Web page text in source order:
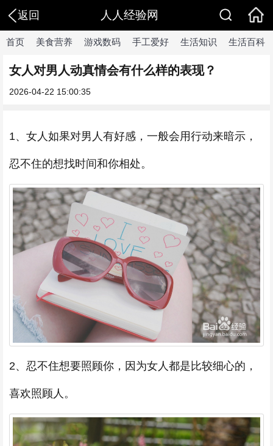
返回 人人经验网
首页 美食营养 游戏数码 手工爱好 生活知识 生活百科
女人对男人动真情会有什么样的表现？
2026-04-22 15:00:35
1、女人如果对男人有好感，一般会用行动来暗示，
忍不住的想找时间和你相处。
2、忍不住想要照顾你，因为女人都是比较细心的，
喜欢照顾人。